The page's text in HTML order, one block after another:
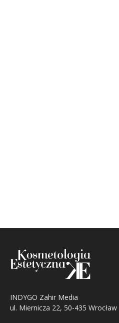
INDYGO Zahir Media
ul. Miernicza 22, 50-435 Wrocław